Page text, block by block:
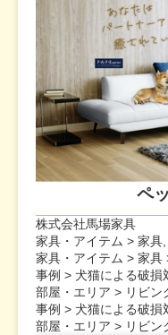
ペ
株式会社馬場家具
家具・アイテム > 家具,
家具・アイテム > 家具
事例 > 犬猫による破損
部屋・エリア > リビン
事例 > 犬猫による破損
部屋・エリア > リビン